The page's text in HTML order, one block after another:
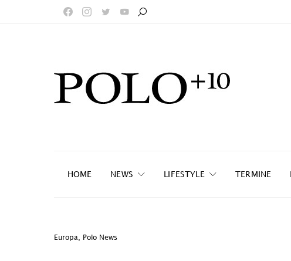
HOME NEWS LIFESTYLE TERMINE
Europa, Polo News